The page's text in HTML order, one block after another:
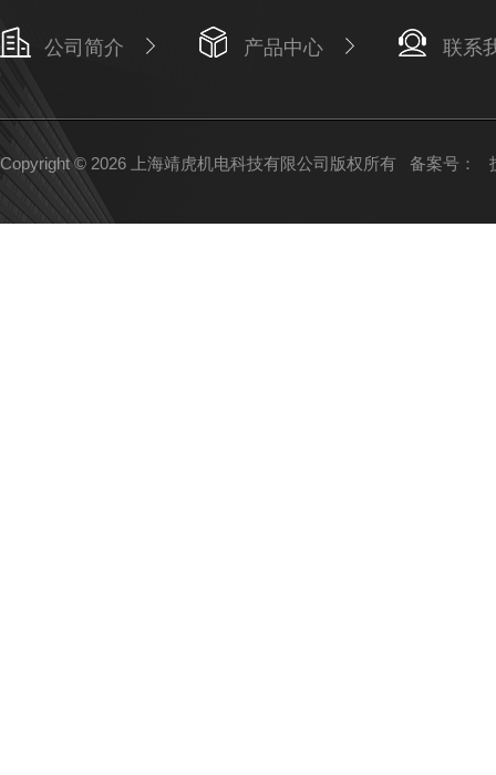
公司简介 产品中心 联系
Copyright © 2026 上海靖虎机电科技有限公司版权所有 备案号：